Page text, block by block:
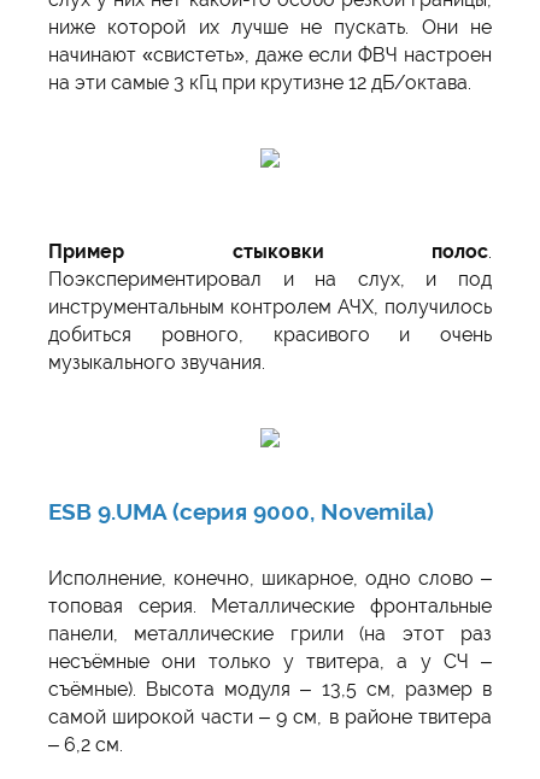
ниже которой их лучше не пускать. Они не
начинают «свистеть», даже если ФВЧ настроен
на эти самые 3 кГц при крутизне 12 дБ/октава.
Пример стыковки полос
Поэкспериментировал и на слух, и под
инструментальным контролем АЧХ, получилось
добиться ровного, красивого и очень
музыкального звучания.
ESB 9.UMA (серия 9000, Novemila)
Исполнение, конечно, шикарное, одно слово –
топовая серия. Металлические фронтальные
панели, металлические грили (на этот раз
несъёмные они только у твитера, а у СЧ –
съёмные). Высота модуля – 13,5 см, размер в
самой широкой части – 9 см, в районе твитера
– 6,2 см.